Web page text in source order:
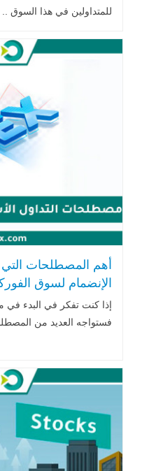
للمتداولين في هذا السوق ..
أهم المصطلحات
الإنضمام لسوق
إذا كنت تفكر في البدء
فستواجه العديد من